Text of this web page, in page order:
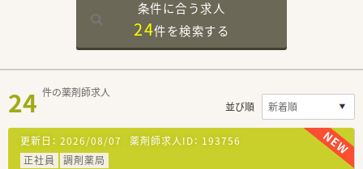
条件に合う求人
24件を検索する
24 件の薬剤師求人
並び順
更新日： 2026/08/07 薬剤師求人ID： 193756
正社員
調剤薬局